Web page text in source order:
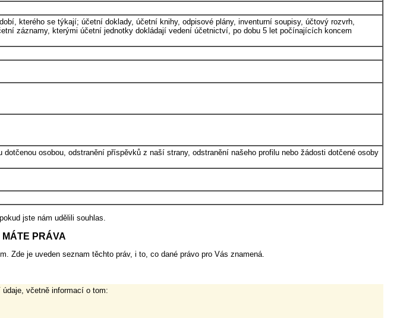
kterého se týkají; účetní doklady, účetní knihy, odpisové plány, inventurní soupisy, účtový rozvrh,
záznamy, kterými účetní jednotky dokládají vedení účetnictví, po dobu 5 let počínajících koncem
osobou, odstranění příspěvků z naší strany, odstranění našeho profilu nebo žádosti dotčené osoby
jste nám udělili souhlas.
PRÁVA
Zde je uveden seznam těchto práv, i to, co dané právo pro Vás znamená.
včetně informací o tom: